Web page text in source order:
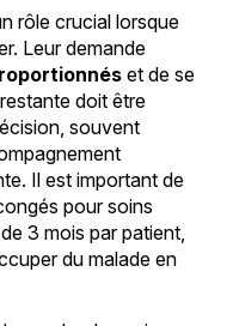
rôle crucial lorsque
Leur demande
et de se
doit être
souvent
Il est important de
pour soins
3 mois par patient,
du malade en